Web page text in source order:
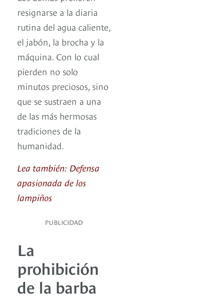
resignarse a la diaria
rutina del agua caliente,
el jabón, la brocha y la
máquina. Con lo cual
pierden no solo
minutos preciosos, sino
que se sustraen a una
de las más hermosas
tradiciones de la
humanidad.
Lea también: Defensa
apasionada de los
lampiños
PUBLICIDAD
La
prohibición
de la barba